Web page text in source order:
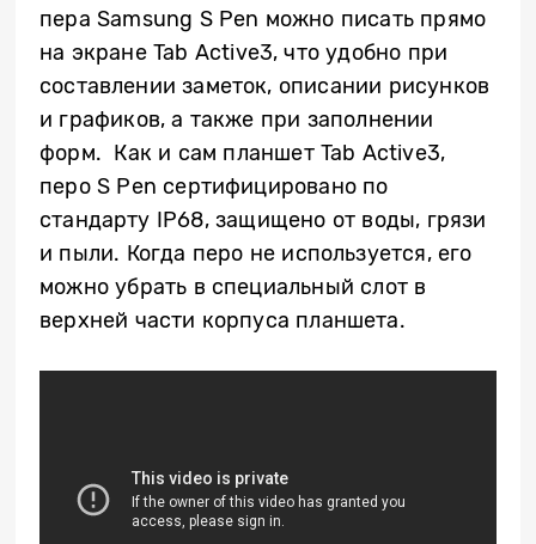
пера Samsung S Pen можно писать прямо
на экране Tab Active3, что удобно при
составлении заметок, описании рисунков
и графиков, а также при заполнении
форм. Как и сам планшет Tab Active3,
перо S Pen сертифицировано по
стандарту IP68, защищено от воды, грязи
и пыли. Когда перо не используется, его
можно убрать в специальный слот в
верхней части корпуса планшета.